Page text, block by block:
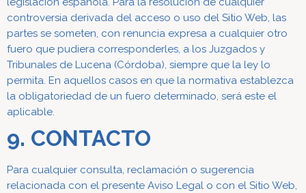
controversia derivada del acceso o uso del Sitio Web, las
partes se someten, con renuncia expresa a cualquier otro
fuero que pudiera corresponderles, a los Juzgados y
Tribunales de Lucena (Córdoba), siempre que la ley lo
permita. En aquellos casos en que la normativa establezca
la obligatoriedad de un fuero determinado, será este el
aplicable.
9. CONTACTO
Para cualquier consulta, reclamación o sugerencia
relacionada con el presente Aviso Legal o con el Sitio Web,